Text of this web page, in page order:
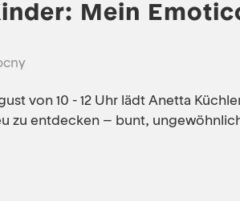
Mein
von 10 - 12 Uhr lädt Anetta
zu entdecken – bunt,